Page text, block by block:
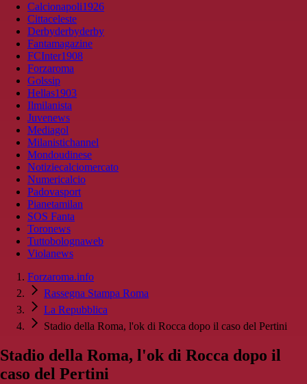
Calcionapoli1926
Cittaceleste
Derbyderbyderby
Fantamagazine
FCInter1908
Forzaroma
Golssip
Hellas1903
Ilmilanista
Juvenews
Mediagol
Milanistichannel
Mondoudinese
Notiziecalciomercato
Numericalcio
Padovasport
Pianetamilan
SOS Fanta
Toronews
Tuttobolognaweb
Violanews
Forzaroma.info
Rassegna Stampa Roma
La Repubblica
Stadio della Roma, l'ok di Rocca dopo il caso del Pertini
Stadio della Roma, l'ok di Rocca dopo il
caso del Pertini